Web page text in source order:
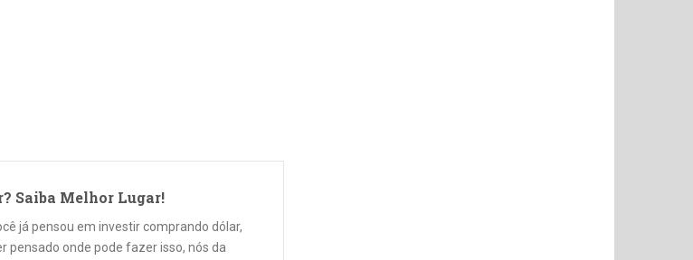
Saiba Melhor Lugar!
já pensou em investir comprando dólar,
pensado onde pode fazer isso, nós da